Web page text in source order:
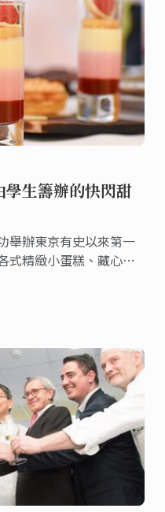
生籌辦的快閃甜
舉辦東京有史以來第一
式精緻小蛋糕、藏心巧
個人喜好自由選擇試